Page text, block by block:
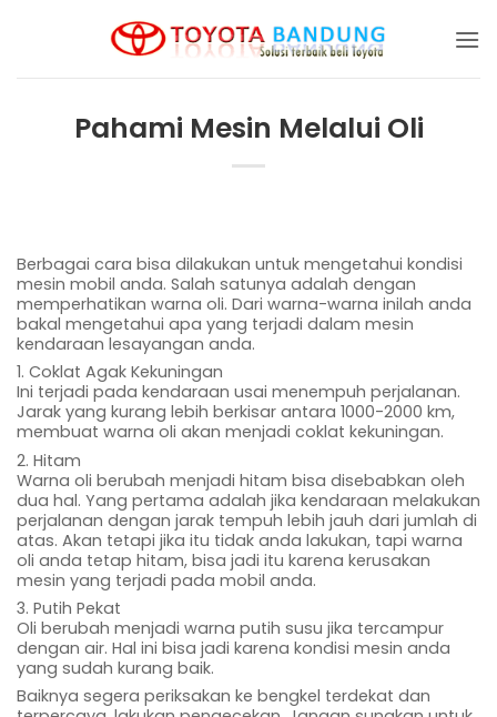
Pahami Mesin Melalui Oli
Berbagai cara bisa dilakukan untuk mengetahui kondisi
mesin mobil anda. Salah satunya adalah dengan
memperhatikan warna oli. Dari warna-warna inilah anda
bakal mengetahui apa yang terjadi dalam mesin
kendaraan lesayangan anda.
1. Coklat Agak Kekuningan
Ini terjadi pada kendaraan usai menempuh perjalanan.
Jarak yang kurang lebih berkisar antara 1000-2000 km,
membuat warna oli akan menjadi coklat kekuningan.
2. Hitam
Warna oli berubah menjadi hitam bisa disebabkan oleh
dua hal. Yang pertama adalah jika kendaraan melakukan
perjalanan dengan jarak tempuh lebih jauh dari jumlah di
atas. Akan tetapi jika itu tidak anda lakukan, tapi warna
oli anda tetap hitam, bisa jadi itu karena kerusakan
mesin yang terjadi pada mobil anda.
3. Putih Pekat
Oli berubah menjadi warna putih susu jika tercampur
dengan air. Hal ini bisa jadi karena kondisi mesin anda
yang sudah kurang baik.
Baiknya segera periksakan ke bengkel terdekat dan